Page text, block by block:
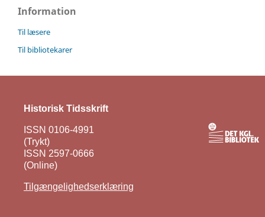
Information
Til læsere
Til bibliotekarer
Historisk Tidsskrift
ISSN 0106-4991
(Trykt)
ISSN 2597-0666
(Online)
Tilgængelighedserklæring